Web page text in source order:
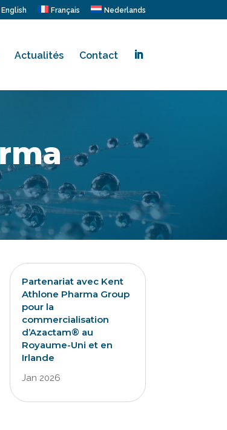
English Français Nederlands
Actualités Contact .
Partenariat avec Kent
Athlone Pharma Group
pour la
commercialisation
d’Azactam® au
Royaume-Uni et en
Irlande
Jan 2026